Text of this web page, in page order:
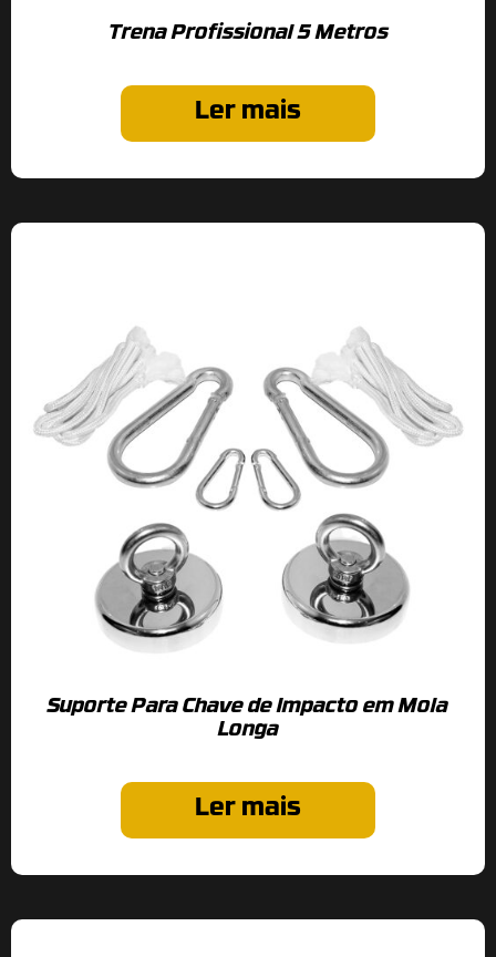
Trena Profissional 5 Metros
Ler mais
Suporte Para Chave de Impacto em Mola
Longa
Ler mais